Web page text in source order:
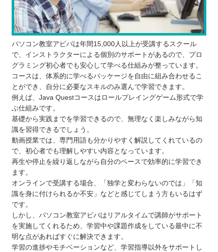
パソコン教室アビバは年間15,000人以上が受講するスクール
で、インストラクターによる個別のサポートがあるので、プロ
グラミング初心者でも安心して学べる仕組みが整っています。
コースは、体系的に学べるパッケージを自由に組み合わせるこ
とができ、自分に必要なスキルのみ選んで学習できます。
例えば、Java Questコースはロールプレイングゲーム形式で学
ぶ仕組みです。
基礎から実践までを学習できるので、無理なく楽しみながら知
識を習得できるでしょう。
動画授業では、専門用語も分かりやすく解説してくれているの
で、初心者でも理解しやすい内容となっています。
再生や停止を繰り返しながら自分のペースで効率的に学習でき
ます。
オンラインで受講する場合、「独学と変わらないのでは」「知
識を身に付けられるか不安」などと感じてしまう方もいるはず
です。
しかし、パソコン教室アビバはリアルタイムで講師がサポート
を実施してくれるため、学習中や課題作成をしている最中に不
明な点があればすぐに解決できます。
学習の進捗やモチベーションなど、学習指導以外をサポートし